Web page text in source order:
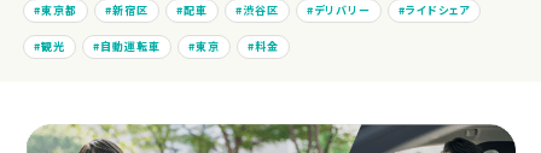
東京都 新宿区 配車 渋谷区 デリバリー ライドシェア
観光 自動運転車 東京 料金